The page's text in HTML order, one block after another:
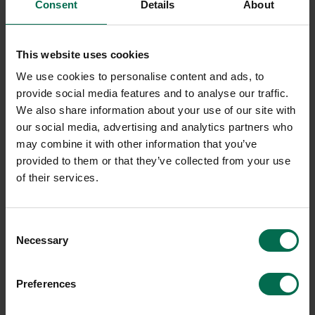
Consent Details About
This website uses cookies
We use cookies to personalise content and ads, to
provide social media features and to analyse our traffic.
We also share information about your use of our site with
our social media, advertising and analytics partners who
may combine it with other information that you’ve
provided to them or that they’ve collected from your use
of their services.
Selection
Necessary
Preferences